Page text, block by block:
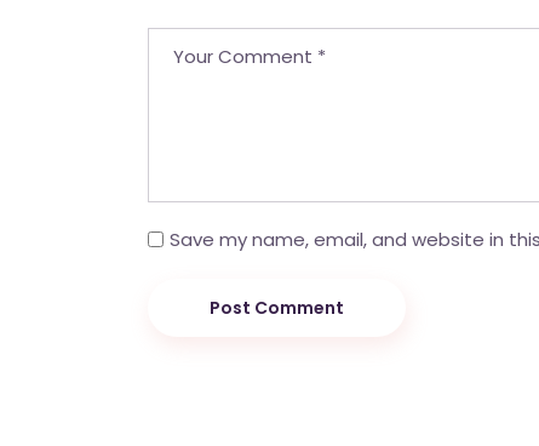
Save my name, email, and website in
Post Comment